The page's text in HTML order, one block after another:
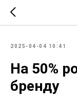
2025-04-04 10:41
На 50%
бренду